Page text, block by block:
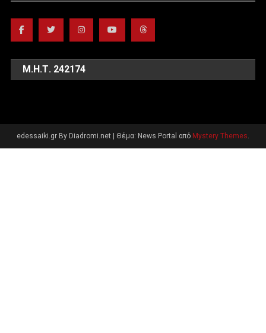
Μ.Η.Τ. 242174
edessaiki.gr By Diadromi.net Θέμα: News Portal από Mystery Themes.